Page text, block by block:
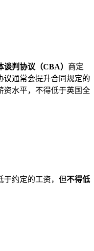
谈判协议（CBA） 商定
议通常会提升合同规定的
资水平，不得低于英国全
于约定的工资，但不得低